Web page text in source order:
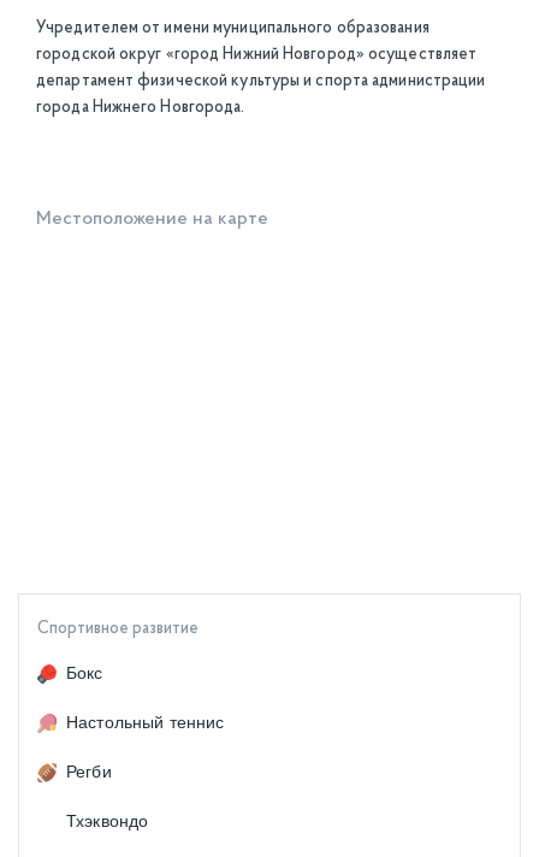
Учредителем от имени муниципального образования
городской округ «город Нижний Новгород» осуществляет
департамент физической культуры и спорта администрации
города Нижнего Новгорода.
Местоположение на карте
Спортивное развитие
Бокс
Настольный теннис
Регби
Тхэквондо